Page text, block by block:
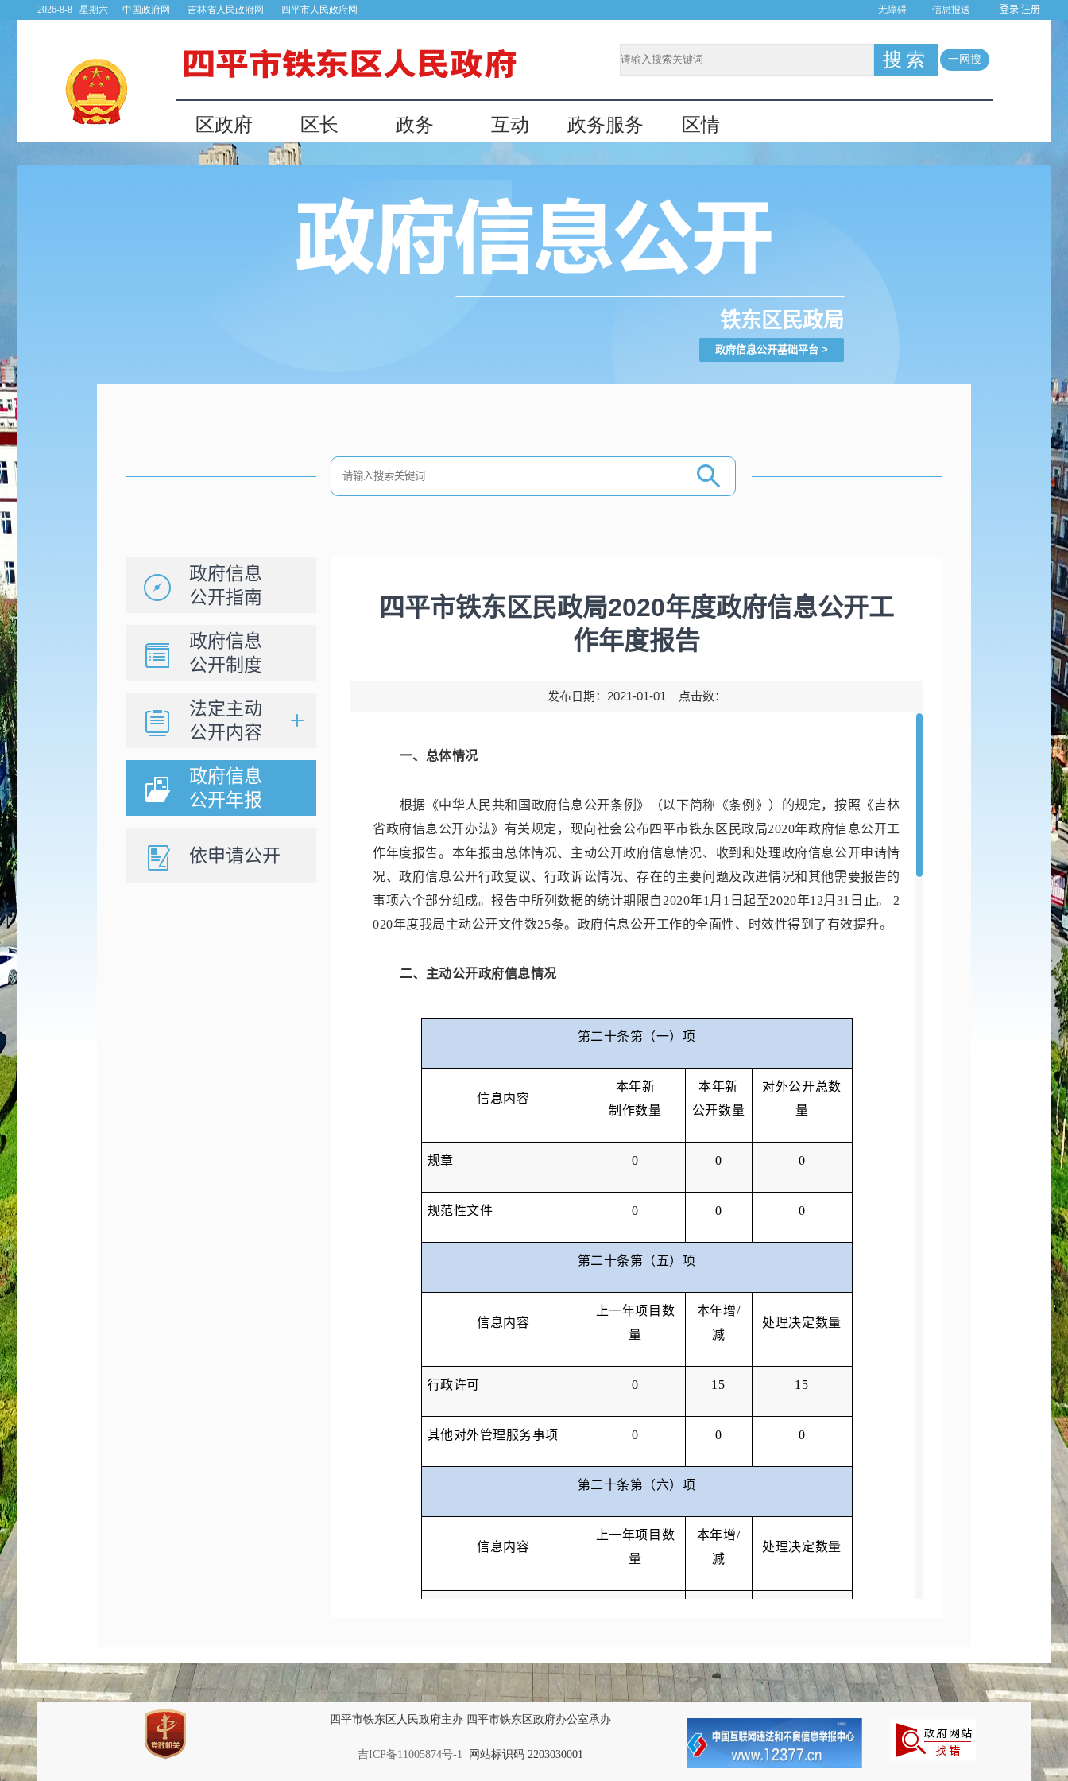
登录 注册
铁东区民政局
政府信息公开基础平台 >
政府信息
公开指南
政府信息
公开制度
法定主动
公开内容
政府信息
公开年报
依申请公开
四平市铁东区民政局2020年度政府信息公开工
作年度报告
发布日期：2021-01-01 点击数：
一、总体情况
根据《中华人民共和国政府信息公开条例》（以下简称《条例》）的规定，按照《吉林
省政府信息公开办法》有关规定，现向社会公布四平市铁东区民政局2020年政府信息公开工
作年度报告。本年报由总体情况、主动公开政府信息情况、收到和处理政府信息公开申请情
况、政府信息公开行政复议、行政诉讼情况、存在的主要问题及改进情况和其他需要报告的
事项六个部分组成。报告中所列数据的统计期限自2020年1月1日起至2020年12月31日止。 2
020年度我局主动公开文件数25条。政府信息公开工作的全面性、时效性得到了有效提升。
二、主动公开政府信息情况
第二十条第（一）项
信息内容
本年新
制作数量
本年新
公开数量
对外公开总数
量
规章 0 0 0
规范性文件 0 0 0
第二十条第（五）项
信息内容
上一年项目数
量
本年增/
减
处理决定数量
行政许可 0 15 15
其他对外管理服务事项 0 0 0
第二十条第（六）项
信息内容
上一年项目数
量
本年增/
减
处理决定数量
本年增/减